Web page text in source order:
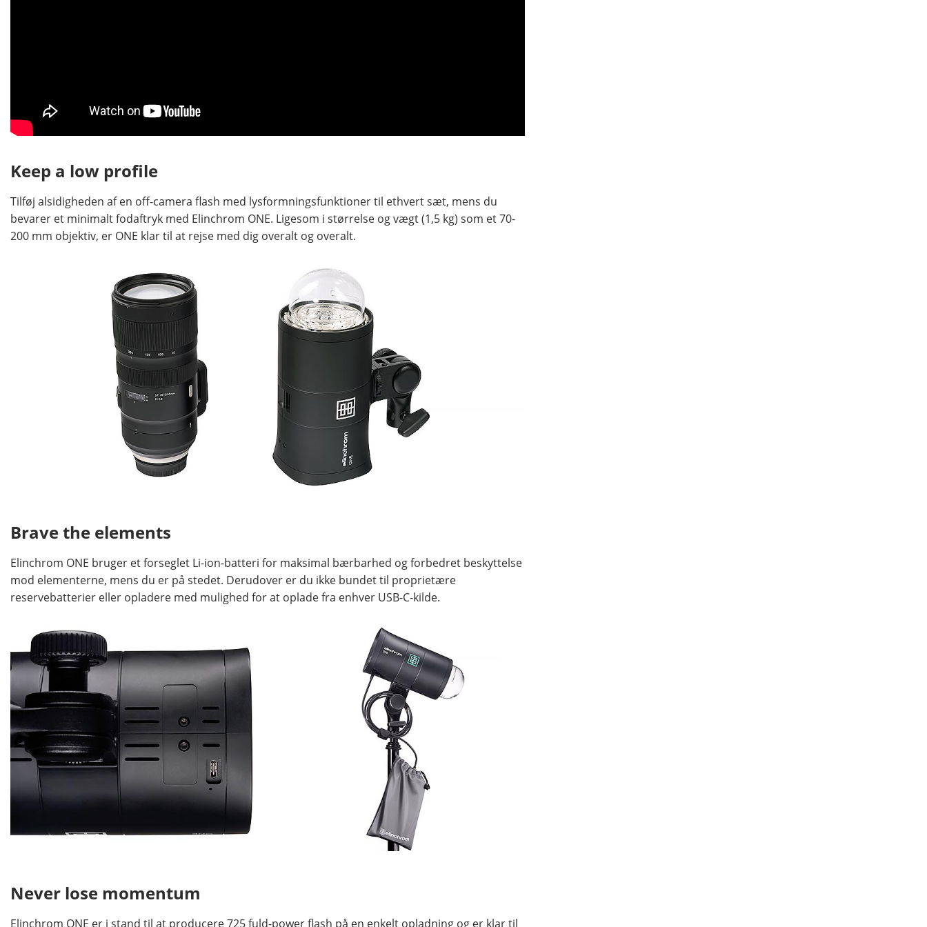
Keep a low profile
Tilføj alsidigheden af en off-camera flash med lysformningsfunktioner til ethvert sæt, mens du
bevarer et minimalt fodaftryk med Elinchrom ONE. Ligesom i størrelse og vægt (1,5 kg) som et 70-
200 mm objektiv, er ONE klar til at rejse med dig overalt og overalt.
Brave the elements
Elinchrom ONE bruger et forseglet Li-ion-batteri for maksimal bærbarhed og forbedret beskyttelse
mod elementerne, mens du er på stedet. Derudover er du ikke bundet til proprietære
reservebatterier eller opladere med mulighed for at oplade fra enhver USB-C-kilde.
Never lose momentum
Elinchrom ONE er i stand til at producere 725 fuld-power flash på en enkelt opladning og er klar til